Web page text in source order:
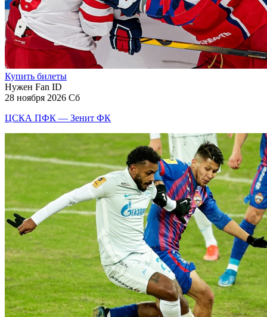
Купить билеты
Нужен Fan ID
28 ноября 2026 Сб
ЦСКА ПФК — Зенит ФК